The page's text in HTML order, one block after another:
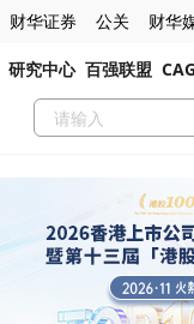
财华证券 公关 财华
研究中心 百强联盟